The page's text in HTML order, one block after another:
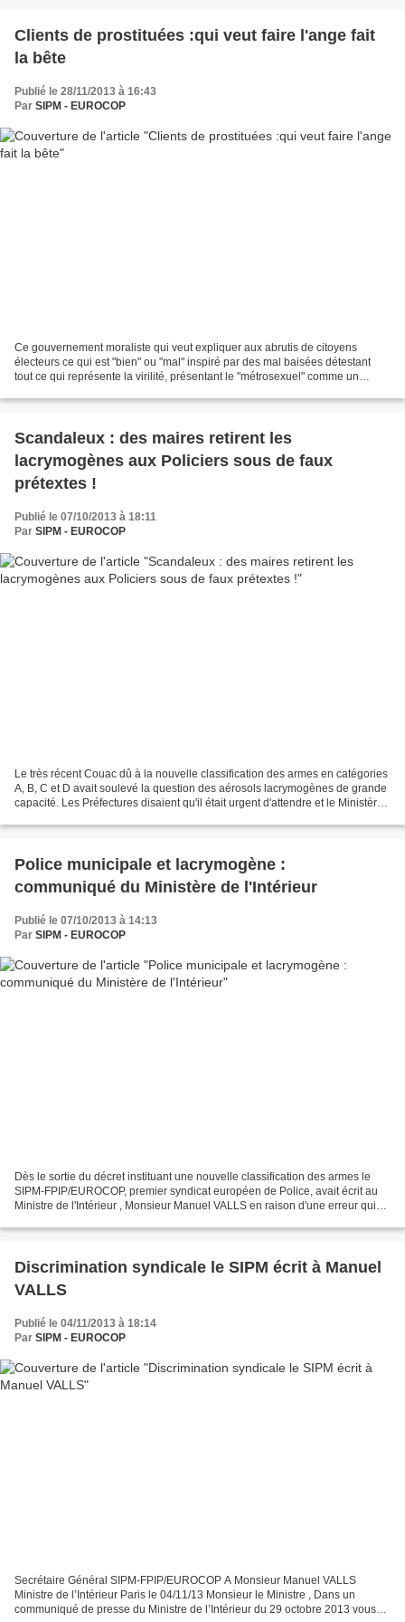
Clients de prostituées :qui veut faire l'ange fait
la bête
Publié le 28/11/2013 à 16:43
Par SIPM - EUROCOP
Ce gouvernement moraliste qui veut expliquer aux abrutis de citoyens
électeurs ce qui est "bien" ou "mal" inspiré par des mal baisées détestant
tout ce qui représente la virilité, présentant le "métrosexuel" comme un
Scandaleux : des maires retirent les
lacrymogènes aux Policiers sous de faux
prétextes !
Publié le 07/10/2013 à 18:11
Par SIPM - EUROCOP
Le très récent Couac dû à la nouvelle classification des armes en catégories
A, B, C et D avait soulevé la question des aérosols lacrymogènes de grande
capacité. Les Préfectures disaient qu'il était urgent d'attendre et le Ministère
Police municipale et lacrymogène :
communiqué du Ministère de l'Intérieur
Publié le 07/10/2013 à 14:13
Par SIPM - EUROCOP
Dès le sortie du décret instituant une nouvelle classification des armes le
SIPM-FPIP/EUROCOP, premier syndicat européen de Police, avait écrit au
Ministre de l'Intérieur , Monsieur Manuel VALLS en raison d'une erreur qui
Discrimination syndicale le SIPM écrit à Manuel
VALLS
Publié le 04/11/2013 à 18:14
Par SIPM - EUROCOP
Secrétaire Général SIPM-FPIP/EUROCOP A Monsieur Manuel VALLS
Ministre de l’Intérieur Paris le 04/11/13 Monsieur le Ministre , Dans un
communiqué de presse du Ministre de l’Intérieur du 29 octobre 2013 vous